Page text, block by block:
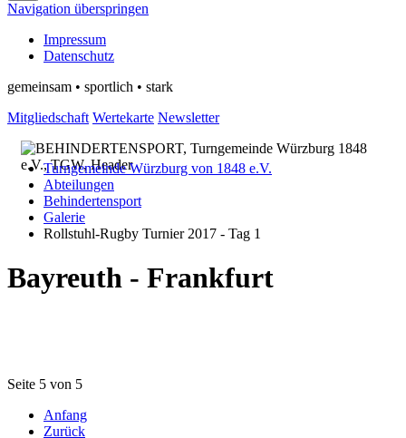
Navigation überspringen
Impressum
Datenschutz
gemeinsam • sportlich • stark
Mitgliedschaft Wertekarte Newsletter
Turngemeinde Würzburg von 1848 e.V.
Abteilungen
Behindertensport
Galerie
Rollstuhl-Rugby Turnier 2017 - Tag 1
Bayreuth - Frankfurt
Seite 5 von 5
Anfang
Zurück